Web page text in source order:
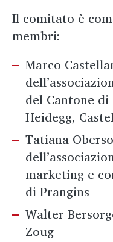
Il comitato è
membri:
Marco
del Cantone
Heidegg,
Tatiana
marketing e
di Prangins
Walter
Zoug